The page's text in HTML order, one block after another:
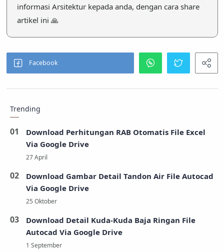
informasi Arsitektur kepada anda, dengan cara share
artikel ini 🙏
Trending
Download Perhitungan RAB Otomatis File Excel
Via Google Drive
Download Gambar Detail Tandon Air File Autocad
Via Google Drive
Download Detail Kuda-Kuda Baja Ringan File
Autocad Via Google Drive